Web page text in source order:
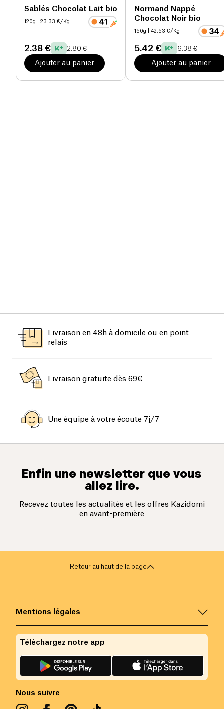
Sablés Chocolat Lait bio
120g | 23.33 €/Kg
2.38 € 2.80 €
Ajouter au panier
Normand Nappé
Chocolat Noir bio
150g | 42.53 €/Kg
5.42 € 6.38 €
Ajouter au panier
Livraison en 48h à domicile ou en point
relais
Livraison gratuite dès 69€
Une équipe à votre écoute 7j/7
Enfin une newsletter que vous
allez lire.
Recevez toutes les actualités et les offres Kazidomi
en avant-première
Retour au haut de la page
Mentions légales
Nous suivre
Téléchargez notre app